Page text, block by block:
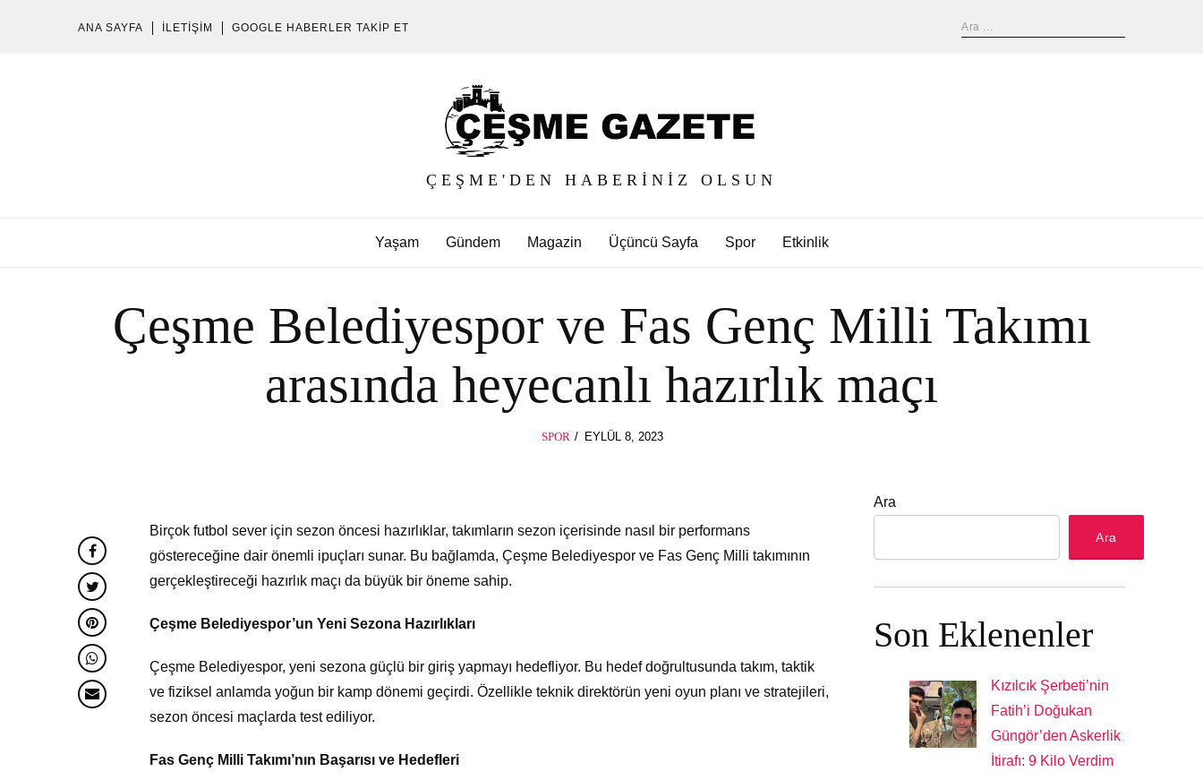
ANA SAYFA İLETIŞIM GOOGLE HABERLER TAKIP ET
ÇEŞME'DEN HABERINIZ OLSUN
Yaşam Gündem Magazin Üçüncü Sayfa Spor Etkinlik
Çeşme Belediyespor ve Fas Genç Milli Takımı
arasında heyecanlı hazırlık maçı
SPOR
POSTED
EYLÜL 8, 2023
Birçok futbol sever için sezon öncesi hazırlıklar, takımların sezon içerisinde nasıl bir performans
göstereceğine dair önemli ipuçları sunar. Bu bağlamda, Çeşme Belediyespor ve Fas Genç Milli takımının
gerçekleştireceği hazırlık maçı da büyük bir öneme sahip.
Çeşme Belediyespor’un Yeni Sezona Hazırlıkları
Çeşme Belediyespor, yeni sezona güçlü bir giriş yapmayı hedefliyor. Bu hedef doğrultusunda takım, taktik
ve fiziksel anlamda yoğun bir kamp dönemi geçirdi. Özellikle teknik direktörün yeni oyun planı ve stratejileri,
sezon öncesi maçlarda test ediliyor.
Fas Genç Milli Takımı’nın Başarısı ve Hedefleri
Ara
Ara
Son Eklenenler
Kızılcık Şerbeti’nin
Fatih’i Doğukan
Güngör’den Askerlik
İtirafı: 9 Kilo Verdim